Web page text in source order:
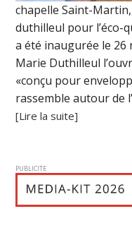
chapelle Saint-
duthilleul pour l’éco-
a été inaugurée le 26
Marie Duthilleul
«conçu pour
rassemble autour de
[Lire la suite]
PUBLICITE